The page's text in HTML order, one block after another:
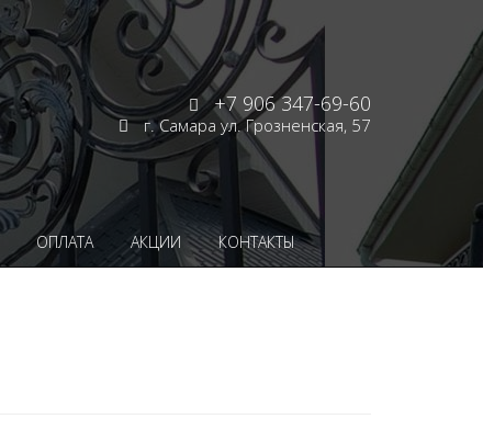
+7 906 347-69-60
г. Самара ул. Грозненская, 57
ОПЛАТА АКЦИИ КОНТАКТЫ